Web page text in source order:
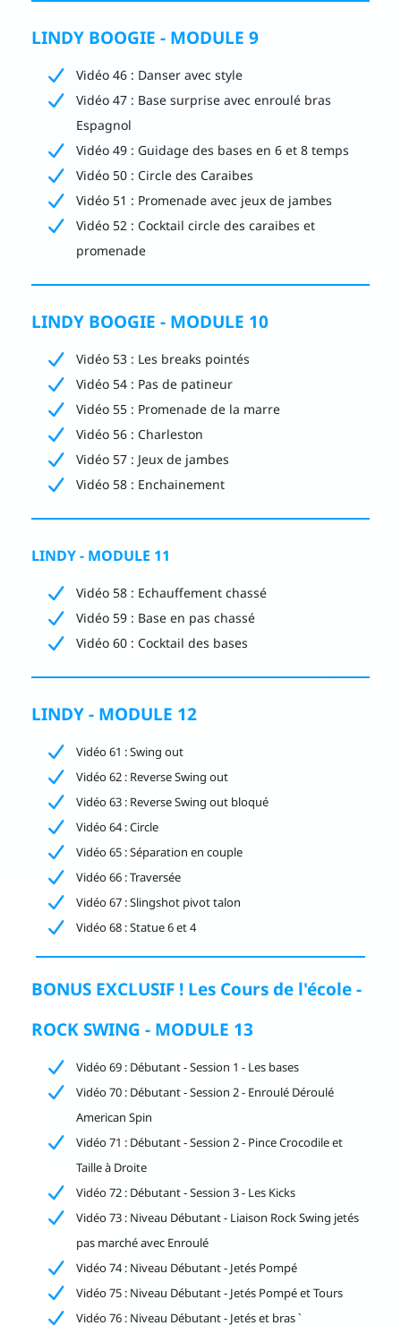
LINDY BOOGIE - MODULE 9
Vidéo 46 : Danser avec style
Vidéo 47 : Base surprise avec enroulé bras
Espagnol
Vidéo 49 : Guidage des bases en 6 et 8 temps
Vidéo 50 : Circle des Caraibes
Vidéo 51 : Promenade avec jeux de jambes
Vidéo 52 : Cocktail circle des caraibes et
promenade
LINDY BOOGIE - MODULE 10
Vidéo 53 : Les breaks pointés
Vidéo 54 : Pas de patineur
Vidéo 55 : Promenade de la marre
Vidéo 56 : Charleston
Vidéo 57 : Jeux de jambes
Vidéo 58 : Enchainement
LINDY - MODULE 11
Vidéo 58 : Echauffement chassé
Vidéo 59 : Base en pas chassé
Vidéo 60 : Cocktail des bases
LINDY - MODULE 12
Vidéo 61 : Swing out
Vidéo 62 : Reverse Swing out
Vidéo 63 : Reverse Swing out bloqué
Vidéo 64 : Circle
Vidéo 65 : Séparation en couple
Vidéo 66 : Traversée
Vidéo 67 : Slingshot pivot talon
Vidéo 68 : Statue 6 et 4
BONUS EXCLUSIF ! Les Cours de l'école -
ROCK SWING - MODULE 13
Vidéo 69 : Débutant - Session 1 - Les bases
Vidéo 70 : Débutant - Session 2 - Enroulé Déroulé
American Spin
Vidéo 71 : Débutant - Session 2 - Pince Crocodile et
Taille à Droite
Vidéo 72 : Débutant - Session 3 - Les Kicks
Vidéo 73 : Niveau Débutant - Liaison Rock Swing jetés
pas marché avec Enroulé
Vidéo 74 : Niveau Débutant - Jetés Pompé
Vidéo 75 : Niveau Débutant - Jetés Pompé et Tours
Vidéo 76 : Niveau Débutant - Jetés et bras `